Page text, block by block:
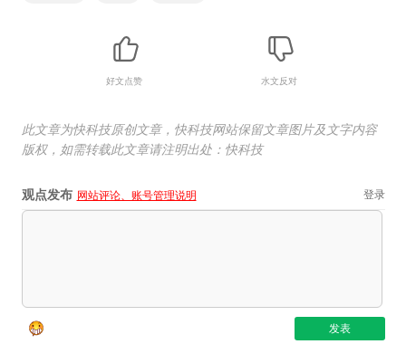
好文点赞 水文反对
此文章为快科技原创文章，快科技网站保留文章图片及文字内容
版权，如需转载此文章请注明出处：快科技
观点发布 网站评论、账号管理说明 登录